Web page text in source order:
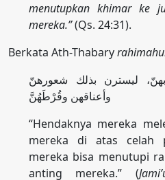
menutupkan khimar ke
mereka.”(Qs. 24:31).
Berkata Ath-Thabary
ليسترن بذلك شعورهنّ
وأعناقهن وقُرْطَهُنَّ
“Hendaknya mereka
mereka di atas celah
mereka bisa menutupi
anting mereka.” (